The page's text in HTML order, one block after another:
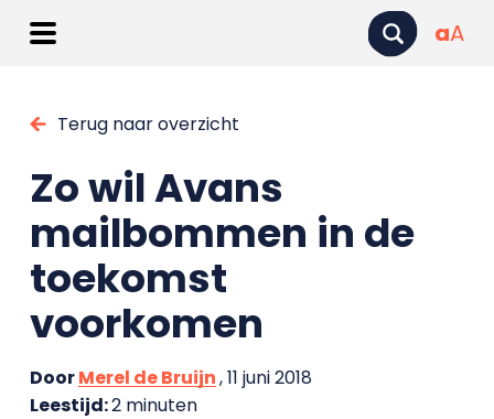
aA
Terug naar overzicht
Zo wil Avans
mailbommen in de
toekomst
voorkomen
DoorMerel de Bruijn, 11 juni 2018
Leestijd:2 minuten